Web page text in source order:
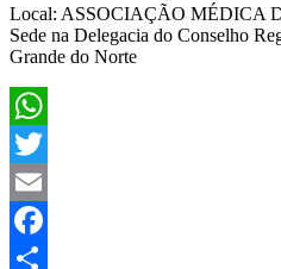
Local: ASSOCIAÇÃO MÉDICA
Sede na Delegacia do Conselho
Grande do Norte
WhatsApp
Twitter
Email
Facebook